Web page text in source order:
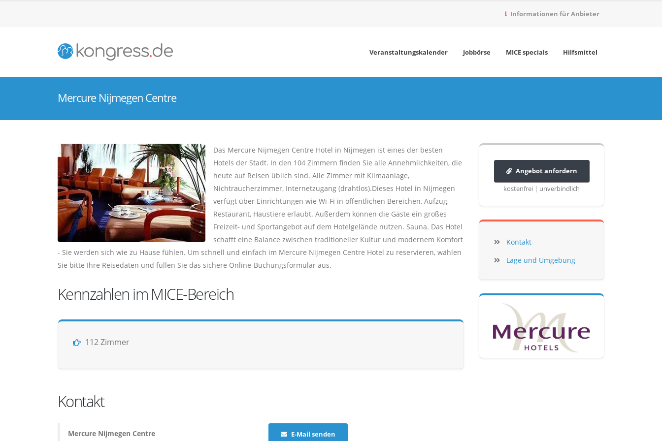
Informationen für Anbieter
Veranstaltungskalender Jobbörse MICE specials Hilfsmittel
Mercure Nijmegen Centre
Das Mercure Nijmegen Centre Hotel in Nijmegen ist eines der besten
Hotels der Stadt. In den 104 Zimmern finden Sie alle Annehmlichkeiten, die
heute auf Reisen üblich sind. Alle Zimmer mit Klimaanlage,
Nichtraucherzimmer, Internetzugang (drahtlos).Dieses Hotel in Nijmegen
verfügt über Einrichtungen wie Wi-Fi in öffentlichen Bereichen, Aufzug,
Restaurant, Haustiere erlaubt. Außerdem können die Gäste ein großes
Freizeit- und Sportangebot auf dem Hotelgelände nutzen. Sauna. Das Hotel
schafft eine Balance zwischen traditioneller Kultur und modernem Komfort
- Sie werden sich wie zu Hause fühlen. Um schnell und einfach im Mercure Nijmegen Centre Hotel zu reservieren, wählen
Sie bitte Ihre Reisedaten und füllen Sie das sichere Online-Buchungsformular aus.
Kennzahlen im MICE-Bereich
112 Zimmer
Kontakt
Mercure Nijmegen Centre E-Mail senden
Angebot anfordern
kostenfrei | unverbindlich
Kontakt
Lage und Umgebung